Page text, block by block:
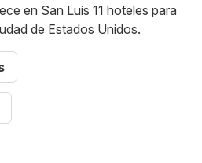
en San Luis 11 hoteles para
de Estados Unidos.